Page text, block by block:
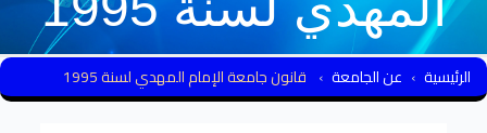
الرئيسية عن الجامعة قانون جامعة الإمام المهدي لسنة 1995